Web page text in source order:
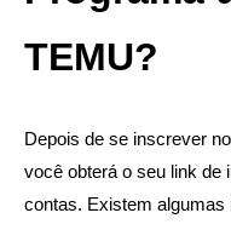
TEMU?
Depois de se inscrever
você obterá o seu link de
contas. Existem algumas